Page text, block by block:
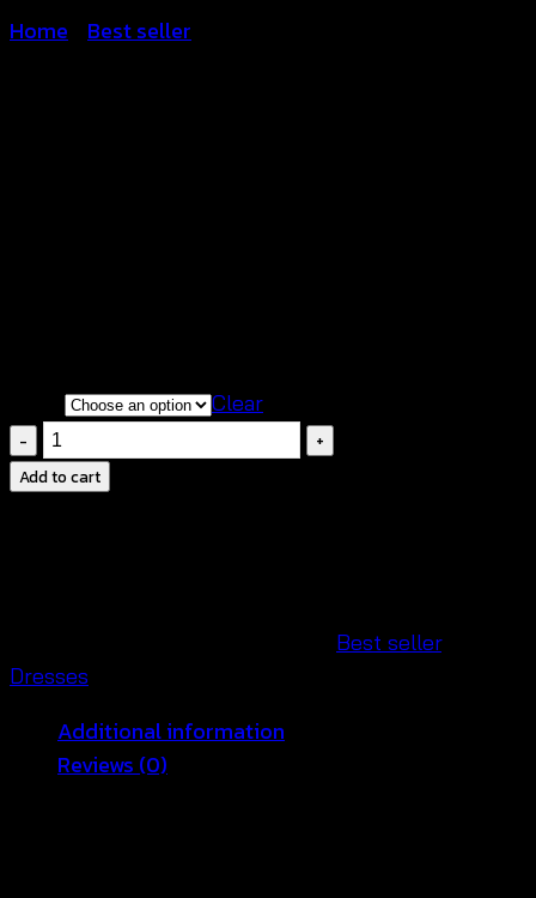
Home Best seller
Clear
ชุด
เด
ยาว-640133080200
Add to cart
Best seller,
Dresses
Additional information
Reviews (0)